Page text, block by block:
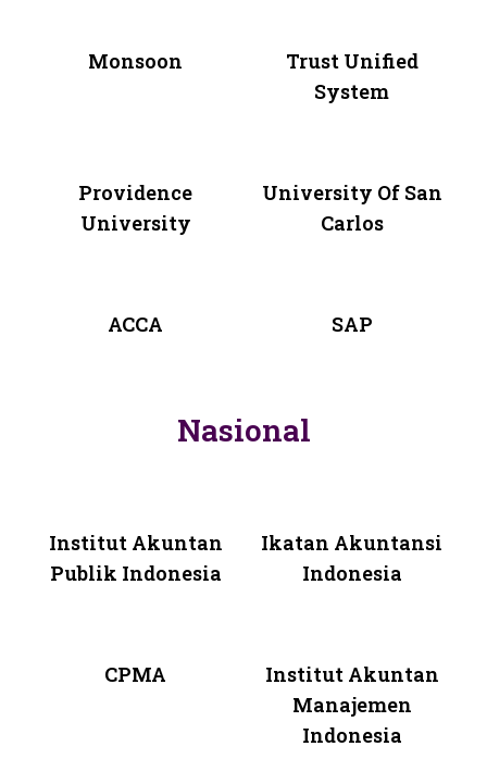
Monsoon
Trust Unified
System
Providence
University
University Of San
Carlos
ACCA SAP
Nasional
Institut Akuntan
Publik Indonesia
Ikatan Akuntansi
Indonesia
CPMA
Institut Akuntan
Manajemen
Indonesia